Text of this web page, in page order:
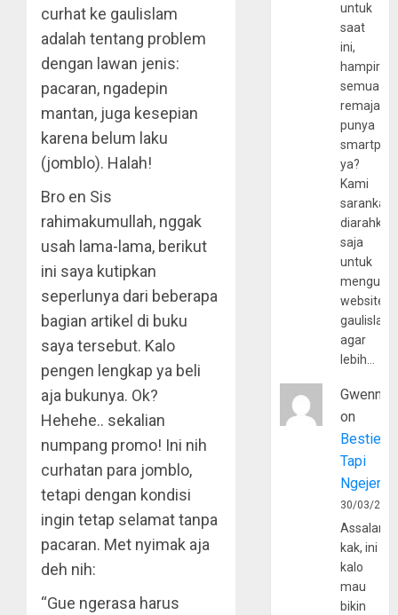
curhat ke gaulislam
adalah tentang problem
dengan lawan jenis:
pacaran, ngadepin
mantan, juga kesepian
karena belum laku
(jomblo). Halah!
Bro en Sis
rahimakumullah, nggak
usah lama-lama, berikut
ini saya kutipkan
seperlunya dari beberapa
bagian artikel di buku
saya tersebut. Kalo
pengen lengkap ya beli
aja bukunya. Ok?
Hehehe.. sekalian
numpang promo! Ini nih
curhatan para jomblo,
tetapi dengan kondisi
ingin tetap selamat tanpa
pacaran. Met nyimak aja
deh nih:
“Gue ngerasa harus
untuk
saat
ini,
hampir
semua
remaja
punya
ya?
Kami
sarankan,
diarahkan
saja
untuk
website
agar
lebih…
Gwenny
on
Bestie
Tapi
30/03/
kak, ini
kalo
mau
bikin